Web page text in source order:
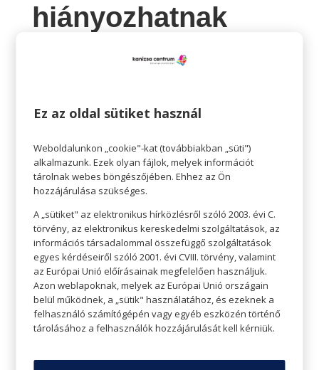
hiányozhatnak
otthon a polcról?
általunk választott termékkel. Ha száraz a bőrünk,
nincs alkohol, ha pedig zsíros a bőrünk, akkor
olajmentes tisztítót. Használat után öblítsük le az
arcunk meleg vízzel.
Tonik:A tonik az arcmosás után használatos,
segíti a bőr megnyugtatását, miközben hasznos
összetevőkkel látja el.
Hidratáló:Fiatalosabb megjelenés, feszesebb
arcbőr, regeneráló hatás. Ezt köszönhetjük a
hidratáló krémeknek, ezért mindenképp
iktassuk be a mindennapjainkba.
Ez az oldal sütiket használ
Weboldalunkon „cookie"-kat (továbbiakban „süti")
alkalmazunk. Ezek olyan fájlok, melyek információt
tárolnak webes böngészőjében. Ehhez az Ön
hozzájárulása szükséges.
A „sütiket" az elektronikus hírközlésről szóló 2003. évi C.
törvény, az elektronikus kereskedelmi szolgáltatások, az
információs társadalommal összefüggő szolgáltatások
egyes kérdéseiről szóló 2001. évi CVIII. törvény, valamint
az Európai Unió előírásainak megfelelően használjuk.
Azon weblapoknak, melyek az Európai Unió országain
belül működnek, a „sütik" használatához, és ezeknek a
felhasználó számítógépén vagy egyéb eszközén történő
tárolásához a felhasználók hozzájárulását kell kérniük.